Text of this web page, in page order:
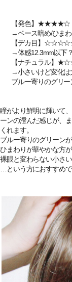
【発色】★★★★☆
→ベース暗め/ひま
【デカ目】
→体感12.3mm以下
【ナチュラル】
→小さいけど変化は
ブルー寄りのグリー
瞳がより鮮明に輝いて
ーンの澄んだ感じが、
くれます。
ブルー寄りのグリーン
ひまわりが華やかな方
裸眼と変わらない小さ
…という方におすすめ